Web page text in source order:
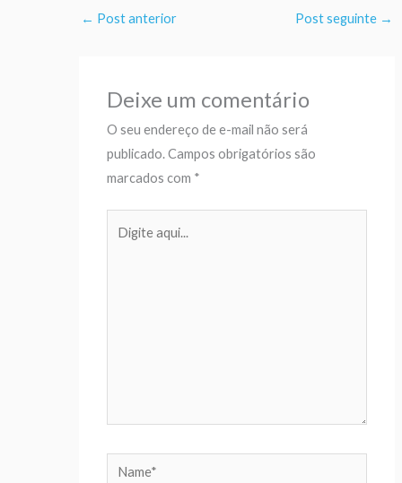
← Post anterior Post seguinte →
Deixe um comentário
O seu endereço de e-mail não será
publicado.Campos obrigatórios são
marcados com *
aqui...
Name*